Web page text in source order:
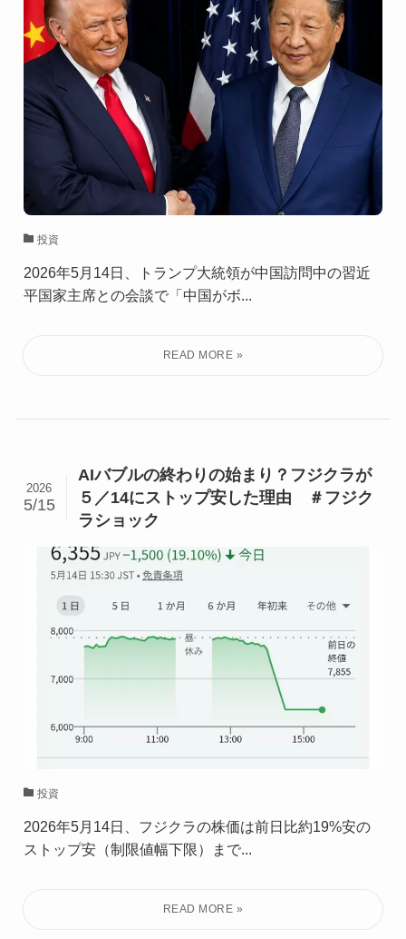
投資
2026年5月14日、トランプ大統領が中国訪問中の習近
平国家主席との会談で「中国がボ...
AIバブルの終わりの始まり？フジクラが
５／14にストップ安した理由 ＃フジク
ラショック
2026
5/15
投資
2026年5月14日、フジクラの株価は前日比約19%安の
ストップ安（制限値幅下限）まで...